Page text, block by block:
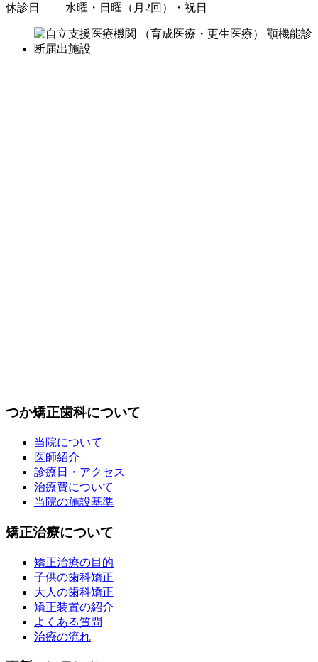
休診日 水曜・日曜（月2回）・祝日
つか矯正歯科について
当院について
医師紹介
診療日・アクセス
治療費について
当院の施設基準
矯正治療について
矯正治療の目的
子供の歯科矯正
大人の歯科矯正
矯正装置の紹介
よくある質問
治療の流れ